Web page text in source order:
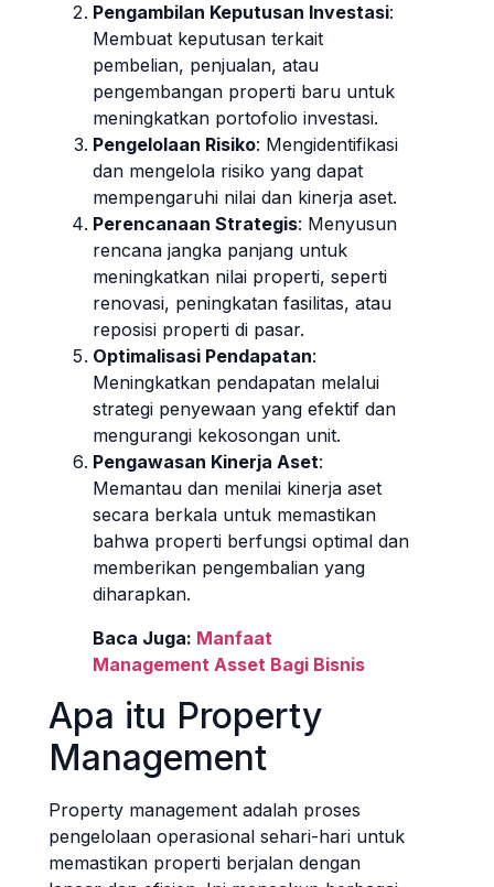
Pengambilan Keputusan Investasi:
Membuat keputusan terkait
pembelian, penjualan, atau
pengembangan properti baru untuk
meningkatkan portofolio investasi.
Pengelolaan Risiko: Mengidentifikasi
dan mengelola risiko yang dapat
mempengaruhi nilai dan kinerja aset.
Perencanaan Strategis: Menyusun
rencana jangka panjang untuk
meningkatkan nilai properti, seperti
renovasi, peningkatan fasilitas, atau
reposisi properti di pasar.
Optimalisasi Pendapatan:
Meningkatkan pendapatan melalui
strategi penyewaan yang efektif dan
mengurangi kekosongan unit.
Pengawasan Kinerja Aset:
Memantau dan menilai kinerja aset
secara berkala untuk memastikan
bahwa properti berfungsi optimal dan
memberikan pengembalian yang
diharapkan.
Baca Juga: Manfaat
Management Asset Bagi Bisnis
Apa itu Property
Management
Property management adalah proses
pengelolaan operasional sehari-hari untuk
memastikan properti berjalan dengan